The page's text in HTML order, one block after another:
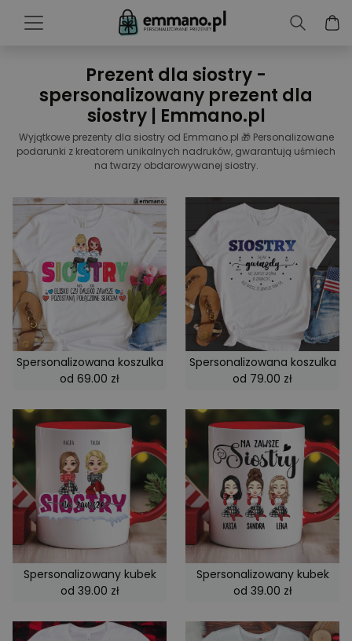
Prezent dla siostry -
spersonalizowany prezent dla
siostry | Emmano.pl
Wyjątkowe prezenty dla siostry od Emmano.pl 🎁 Personalizowane
podarunki z kreatorem unikalnych nadruków, gwarantują uśmiech
na twarzy obdarowywanej siostry.
Spersonalizowana koszulka
od 69.00 zł
Spersonalizowana koszulka
od 79.00 zł
Spersonalizowany kubek
od 39.00 zł
Spersonalizowany kubek
od 39.00 zł